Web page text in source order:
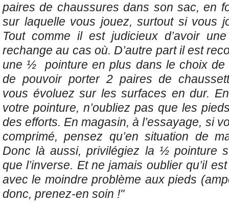
paires de chaussures dans son sac, en
sur laquelle vous jouez, surtout si vous
Tout comme il est judicieux d’avoir
rechange au cas où. D’autre part il est
une ½ pointure en plus dans le choix de
de pouvoir porter 2 paires de
vous évoluez sur les surfaces en dur.
votre pointure, n’oubliez pas que les
des efforts. En magasin, à l’essayage, si
comprimé, pensez qu’en situation de
Donc là aussi, privilégiez la ½ pointure
que l’inverse. Et ne jamais oublier qu’il
avec le moindre problème aux pieds
donc, prenez-en soin !"